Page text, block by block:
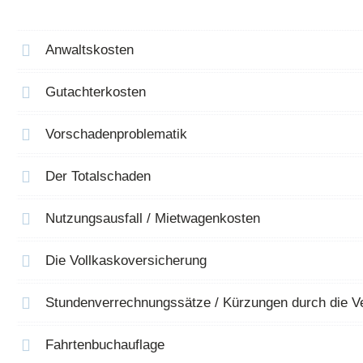
Anwaltskosten
Gutachterkosten
Vorschadenproblematik
Der Totalschaden
Nutzungsausfall / Mietwagenkosten
Die Vollkaskoversicherung
Stundenverrechnungssätze / Kürzungen durch die
Fahrtenbuchauflage